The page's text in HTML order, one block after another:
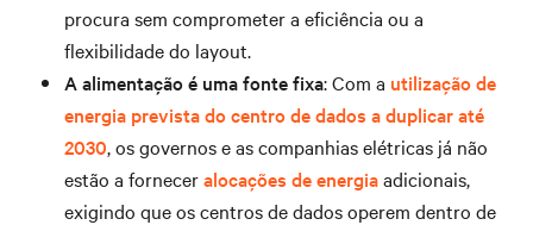
procura sem comprometer a eficiência ou a
flexibilidade do layout.
A alimentação é uma fonte fixa: Com a utilização de
energia prevista do centro de dados a duplicar até
2030, os governos e as companhias elétricas já não
estão a forneceralocações de energiaadicionais,
exigindo que os centros de dados operem dentro de